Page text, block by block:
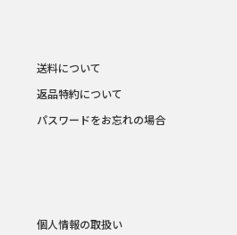
送料について
返品特約について
パスワードをお忘れの場合
個人情報の取扱い